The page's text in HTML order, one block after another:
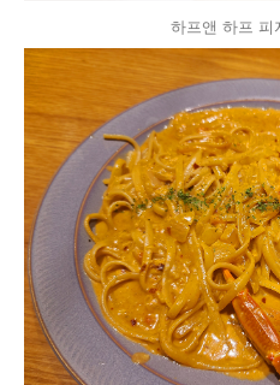
하프앤 하프 피